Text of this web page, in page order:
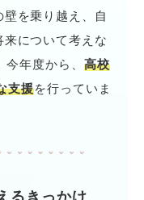
壁を乗り越え、自
来について考えな
年度から、 高校
支援を行っていま
るきっかけ